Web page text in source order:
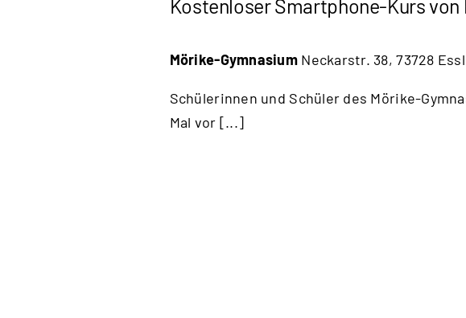
Kostenloser Smartphone-Kurs
Mörike-Gymnasium Neckarstr. 38, 73728
Schülerinnen und Schüler des Mörike-
Mal vor [...]